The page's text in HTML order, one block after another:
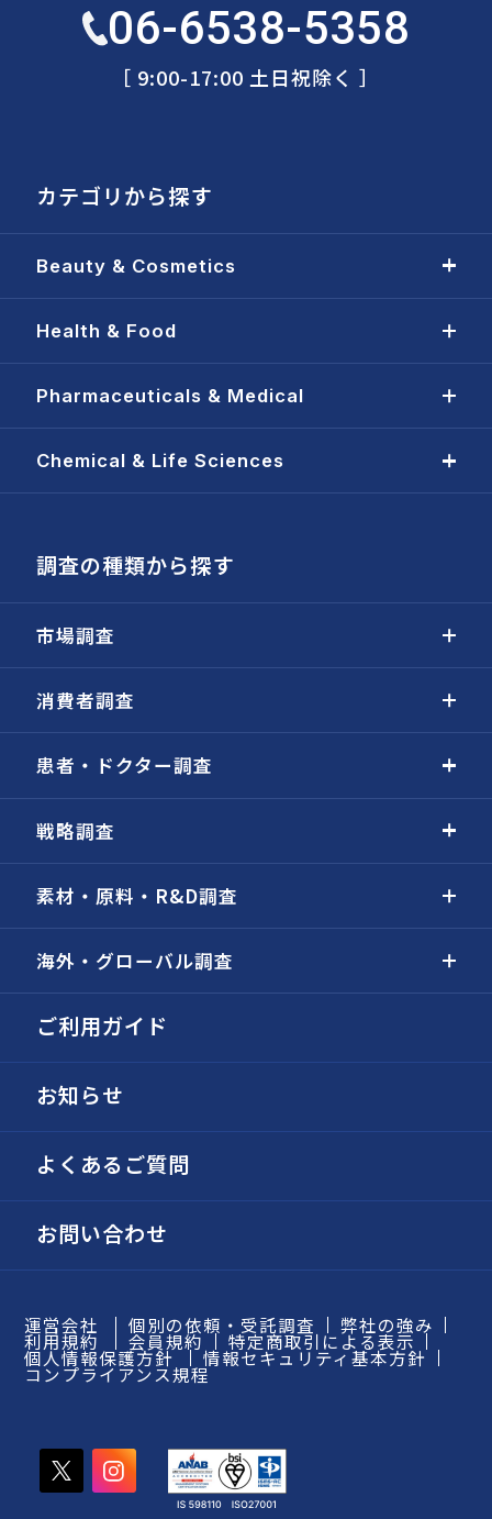
06-6538-5358
［ 9:00-17:00 土日祝除く ］
カテゴリから探す
Beauty & Cosmetics
Health & Food
Pharmaceuticals & Medical
Chemical & Life Sciences
調査の種類から探す
市場調査
消費者調査
患者・ドクター調査
戦略調査
素材・原料・R&D調査
海外・グローバル調査
ご利用ガイド
お知らせ
よくあるご質問
お問い合わせ
運営会社 個別の依頼・受託調査 弊社の強み
利用規約 会員規約 特定商取引による表示
個人情報保護方針 情報セキュリティ基本方針
コンプライアンス規程